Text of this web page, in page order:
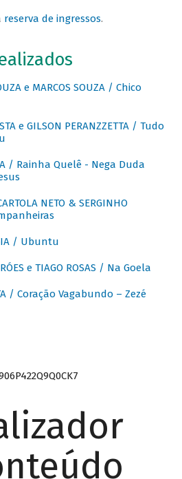
reserva de ingressos.
e MARCOS SOUZA / Chico
e GILSON PERANZZETTA / Tudo
/ Rainha Quelê - Nega Duda
NETO & SERGINHO
/ Ubuntu
e TIAGO ROSAS / Na Goela
/ Coração Vagabundo – Zezé